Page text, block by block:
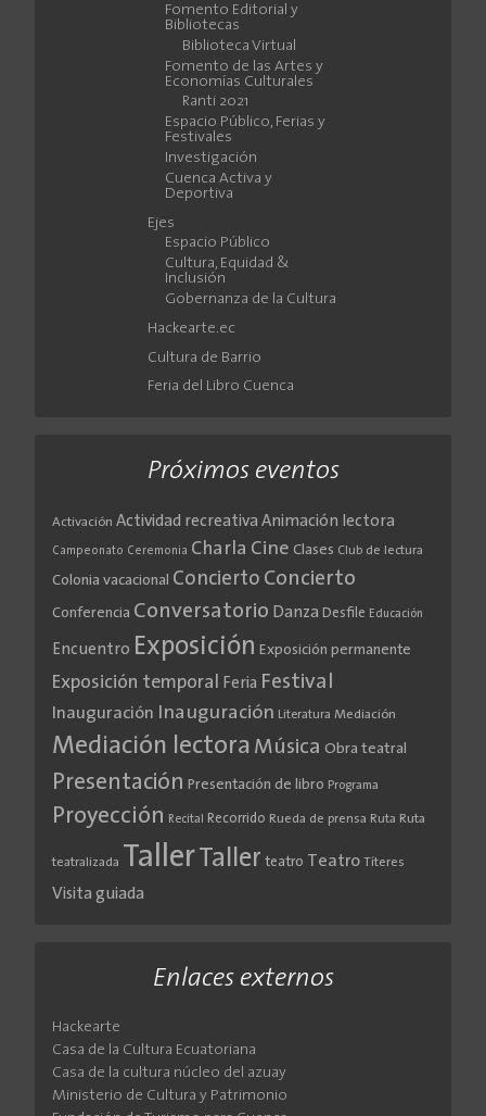
Fomento Editorial y
Bibliotecas
Biblioteca Virtual
Fomento de las Artes y
Economías Culturales
Ranti 2021
Espacio Público, Ferias y
Festivales
Investigación
Cuenca Activa y
Deportiva
Ejes
Espacio Público
Cultura, Equidad &
Inclusión
Gobernanza de la Cultura
Hackearte.ec
Cultura de Barrio
Feria del Libro Cuenca
Próximos eventos
Activación Actividad recreativa Animación lectora
Campeonato Ceremonia Charla Cine Clases Club de lectura
Colonia vacacional Concierto Concierto
Conferencia Conversatorio Danza Desfile Educación
Encuentro Exposición Exposición permanente
Exposición temporal Feria Festival
Inauguración Inauguración Literatura Mediación
Mediación lectora Música Obra teatral
Presentación Presentación de libro Programa
Proyección Recital Recorrido Rueda de prensa Ruta Ruta
teatralizada TallerTaller teatro Teatro Títeres
Visita guiada
Enlaces externos
Hackearte
Casa de la Cultura Ecuatoriana
Casa de la cultura núcleo del azuay
Ministerio de Cultura y Patrimonio